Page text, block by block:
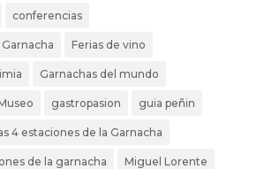
conferencias
Ferias de vino
Garnachas del mundo
gastropasion guia peñin
4 estaciones de la Garnacha
de la garnacha Miguel Lorente